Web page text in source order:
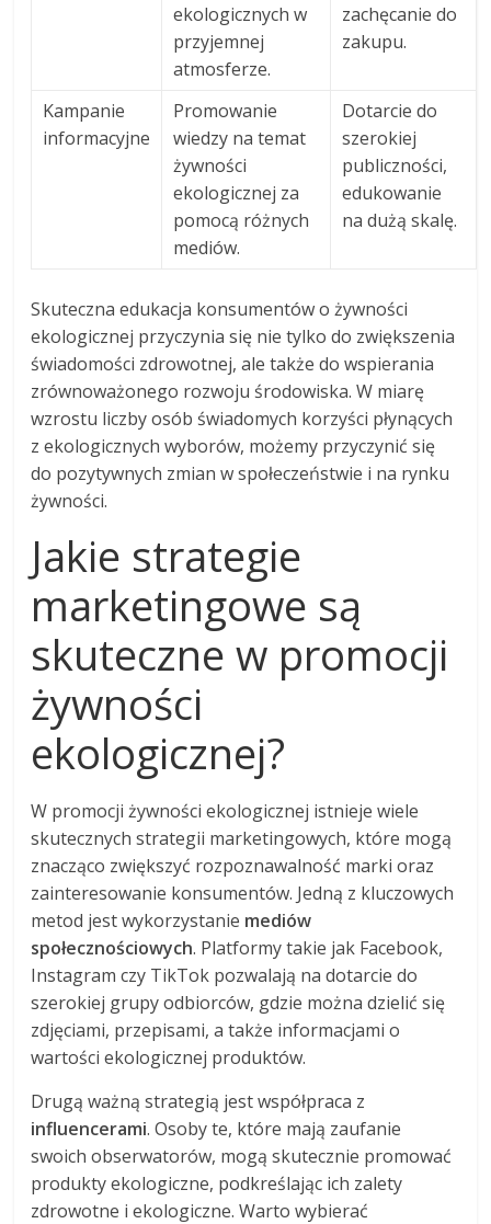
ekologicznych w
przyjemnej
atmosferze.
zachęcanie do
zakupu.
Kampanie
informacyjne
Promowanie
wiedzy na temat
żywności
ekologicznej za
pomocą różnych
mediów.
Dotarcie do
szerokiej
publiczności,
edukowanie
na dużą skalę.
Skuteczna edukacja konsumentów o żywności
ekologicznej przyczynia się nie tylko do zwiększenia
świadomości zdrowotnej, ale także do wspierania
zrównoważonego rozwoju środowiska. W miarę
wzrostu liczby osób świadomych korzyści płynących
z ekologicznych wyborów, możemy przyczynić się
do pozytywnych zmian w społeczeństwie i na rynku
żywności.
Jakie strategie
marketingowe są
skuteczne w promocji
żywności
ekologicznej?
W promocji żywności ekologicznej istnieje wiele
skutecznych strategii marketingowych, które mogą
znacząco zwiększyć rozpoznawalność marki oraz
zainteresowanie konsumentów. Jedną z kluczowych
metod jest wykorzystanie mediów
społecznościowych. Platformy takie jak Facebook,
Instagram czy TikTok pozwalają na dotarcie do
szerokiej grupy odbiorców, gdzie można dzielić się
zdjęciami, przepisami, a także informacjami o
wartości ekologicznej produktów.
Drugą ważną strategią jest współpraca z
influencerami. Osoby te, które mają zaufanie
swoich obserwatorów, mogą skutecznie promować
produkty ekologiczne, podkreślając ich zalety
zdrowotne i ekologiczne. Warto wybierać